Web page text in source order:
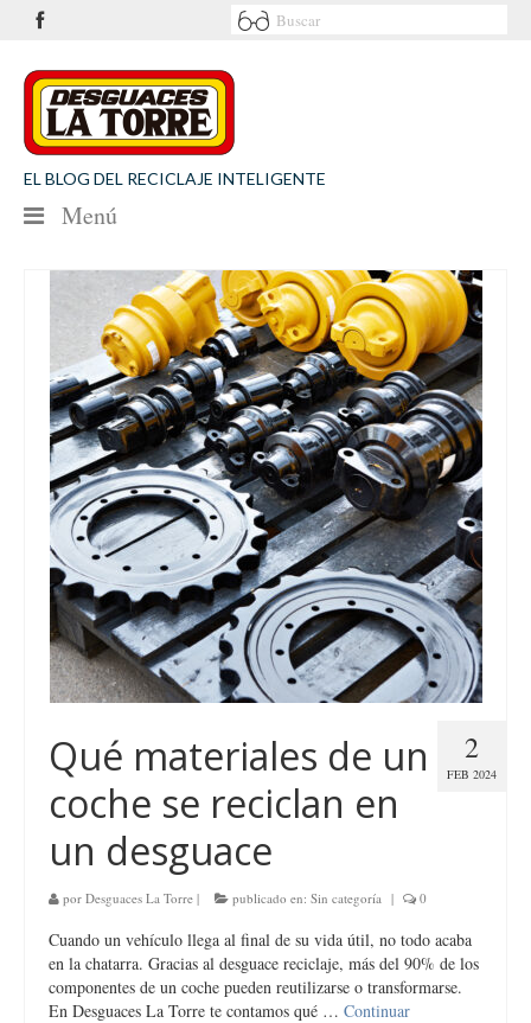
EL BLOG DEL RECICLAJE INTELIGENTE
Menú
NOTICIAS
SEGURIDAD VIAL
MEDIO AMBIENTE
PATROCINIOS
CONTACTO
Desguaces La Torre
2
FEB 2024
Qué materiales de un
coche se reciclan en
un desguace
por Desguaces La Torre | publicado en: Sin categoría | 0
Cuando un vehículo llega al final de su vida útil, no todo acaba
en la chatarra. Gracias al desguace reciclaje, más del 90% de los
componentes de un coche pueden reutilizarse o transformarse.
En Desguaces La Torre te contamos qué … Continuar